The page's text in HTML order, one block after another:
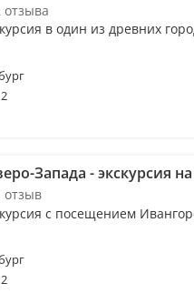
отзыва
в один из древних
Запада - экскурсия
отзыв
с посещением